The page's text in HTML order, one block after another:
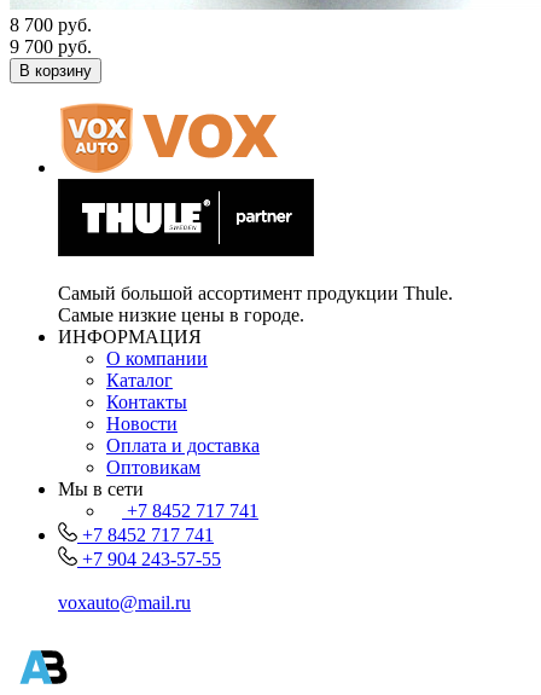
8 700 руб.
9 700 руб.
В корзину
Самый большой ассортимент продукции Thule.
Самые низкие цены в городе.
ИНФОРМАЦИЯ
О компании
Каталог
Контакты
Новости
Оплата и доставка
Оптовикам
Мы в сети
+7 8452 717 741
+7 8452 717 741
+7 904 243-57-55
voxauto@mail.ru